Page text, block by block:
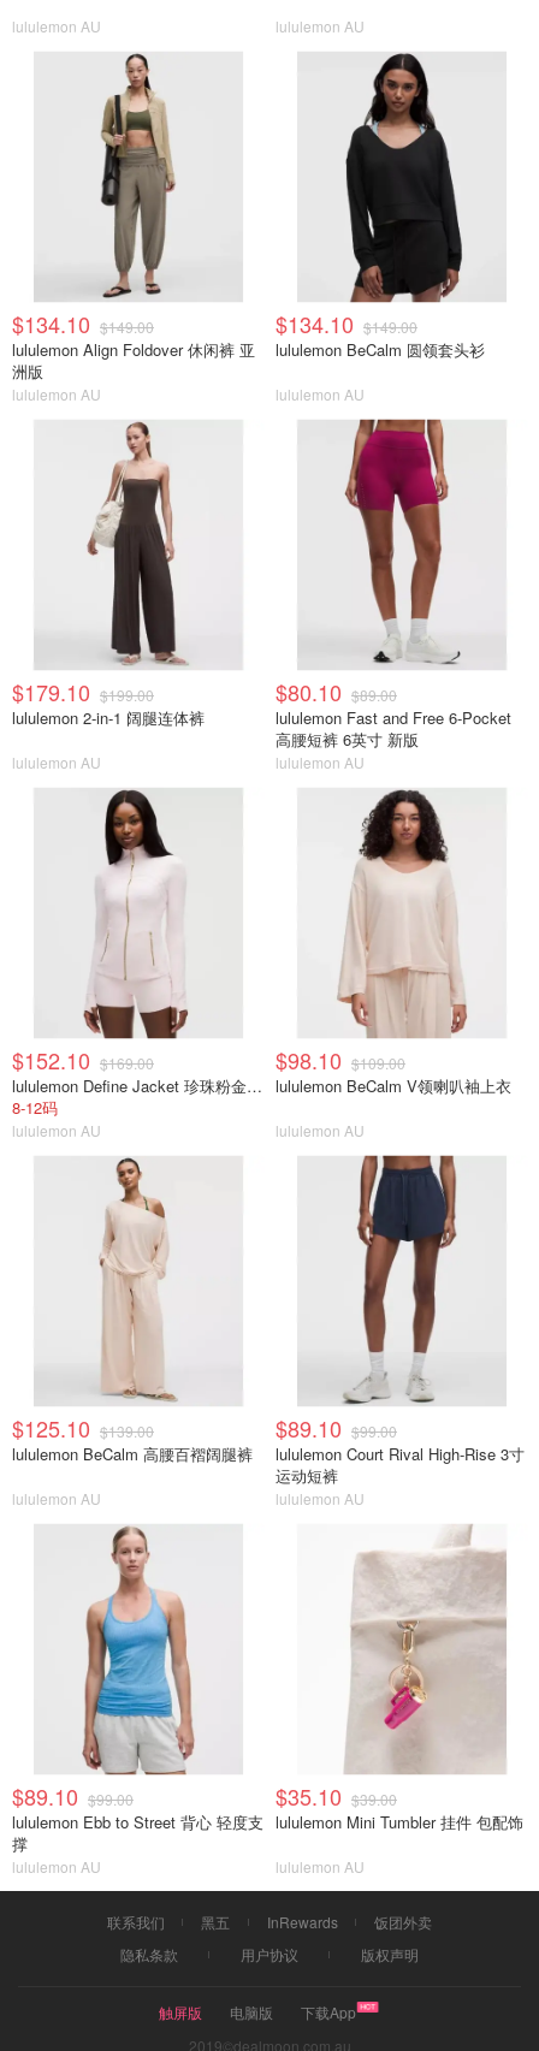
lululemon AU lululemon AU
$134.10 $149.00
lululemon Align Foldover 休闲裤 亚
洲版
lululemon AU
$134.10 $149.00
lululemon BeCalm 圆领套头衫
lululemon AU
$179.10 $199.00
lululemon 2-in-1 阔腿连体裤
lululemon AU
$80.10 $89.00
lululemon Fast and Free 6-Pocket
高腰短裤 6英寸 新版
lululemon AU
$152.10 $169.00
lululemon Define Jacket 珍珠粉金拉链
8-12码
lululemon AU
$98.10 $109.00
lululemon BeCalm V领喇叭袖上衣
lululemon AU
$125.10 $139.00
lululemon BeCalm 高腰百褶阔腿裤
lululemon AU
$89.10 $99.00
lululemon Court Rival High-Rise 3寸
运动短裤
lululemon AU
$89.10 $99.00
lululemon Ebb to Street 背心 轻度支
撑
lululemon AU
$35.10 $39.00
lululemon Mini Tumbler 挂件 包配饰
lululemon AU
联系我们 黑五 InRewards
饭团外卖
隐私条款
用户协议 版权声明
触屏版 电脑版
下载App
2019©dealmoon.com.au